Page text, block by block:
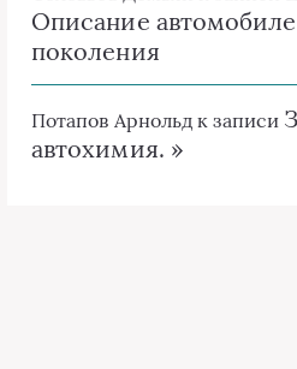
Описание
поколения
Потапов Арнольд к записи
автохимия. »